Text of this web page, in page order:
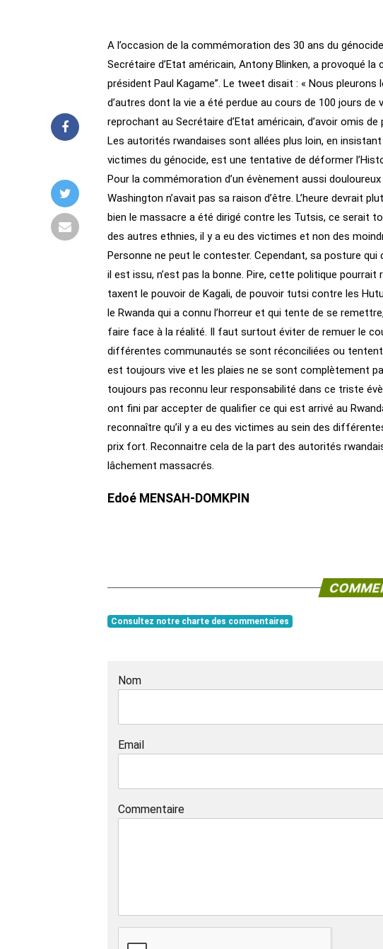
A l’occasion de la commémoration des 30 ans du
Secrétaire d’Etat américain, Antony Blinken, a provoqué
président Paul Kagame”. Le tweet disait : « Nous
d’autres dont la vie a été perdue au cours de 100 jours de
reprochant au Secrétaire d’Etat américain, d’avoir omis
Les autorités rwandaises sont allées plus loin, en
victimes du génocide, est une tentative de déformer
Pour la commémoration d’un évènement aussi
Washington n’avait pas sa raison d’être. L’heure devrait
bien le massacre a été dirigé contre les Tutsis, ce serait
des autres ethnies, il y a eu des victimes et non des
Personne ne peut le contester. Cependant, sa posture
il est issu, n’est pas la bonne. Pire, cette politique
taxent le pouvoir de Kagali, de pouvoir tutsi contre les
le Rwanda qui a connu l’horreur et qui tente de se
faire face à la réalité. Il faut surtout éviter de remuer le
différentes communautés se sont réconciliées ou
est toujours vive et les plaies ne se sont complètement
toujours pas reconnu leur responsabilité dans ce triste
ont fini par accepter de qualifier ce qui est arrivé au
reconnaître qu’il y a eu des victimes au sein des
prix fort. Reconnaitre cela de la part des autorités
lâchement massacrés.
Edoé MENSAH-DOMKPIN
Consultez notre charte des commentaires
Nom
Email
Commentaire